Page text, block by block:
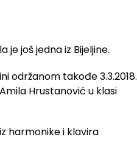
je još jedna iz Bijeljine.
održanom takođe 3.3.2018.
Hrustanović u klasi